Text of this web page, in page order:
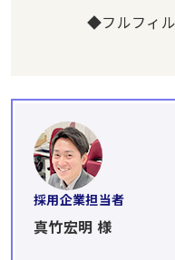
◆フルフィ
採用企業担当者
真竹宏明 様